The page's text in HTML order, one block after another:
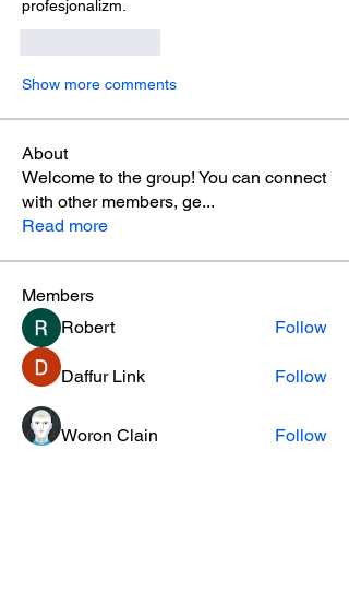
profesjonalizm.
Show more comments
About
Welcome to the group! You can connect
with other members, ge...
Read more
Members
Robert
Follow
Daffur Link Follow
Woron Clain Follow